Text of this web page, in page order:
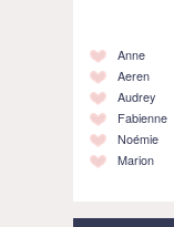
Anne
Aeren
Audrey
Fabienne
Noémie
Marion